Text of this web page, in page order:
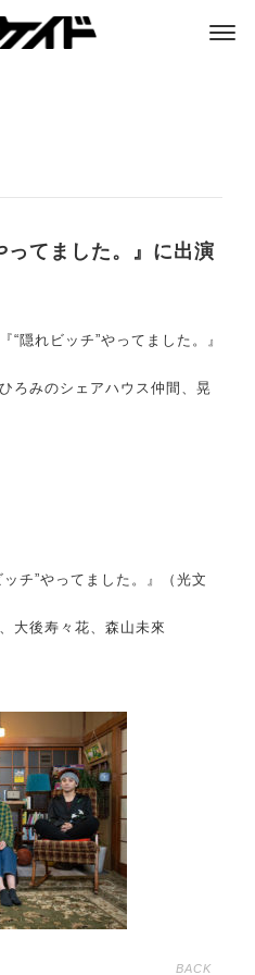
ってました。』に出演
隠れビッチ”やってました。』
ろみのシェアハウス仲間、晃
チ”やってました。』（光文
大後寿々花、森山未來
BACK